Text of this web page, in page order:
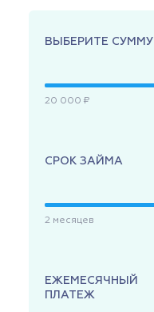
ВЫБЕРИТЕ СУММУ
20 000 ₽
СРОК ЗАЙМА
2 месяцев
ЕЖЕМЕСЯЧНЫЙ
ПЛАТЕЖ